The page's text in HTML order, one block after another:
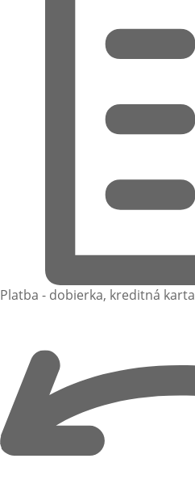
Platba - dobierka, kreditná karta